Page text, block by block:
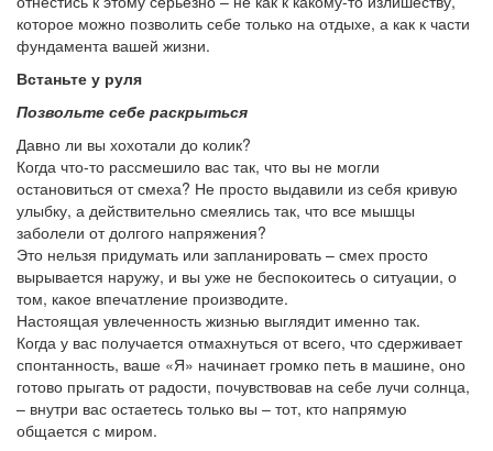
которое можно позволить себе только на отдыхе, а как к части
фундамента вашей жизни.
Встаньте у руля
Позвольте себе раскрыться
Давно ли вы хохотали до колик?
Когда что-то рассмешило вас так, что вы не могли
остановиться от смеха? Не просто выдавили из себя кривую
улыбку, а действительно смеялись так, что все мышцы
заболели от долгого напряжения?
Это нельзя придумать или запланировать – смех просто
вырывается наружу, и вы уже не беспокоитесь о ситуации, о
том, какое впечатление производите.
Настоящая увлеченность жизнью выглядит именно так.
Когда у вас получается отмахнуться от всего, что сдерживает
спонтанность, ваше «Я» начинает громко петь в машине, оно
готово прыгать от радости, почувствовав на себе лучи солнца,
– внутри вас остаетесь только вы – тот, кто напрямую
общается с миром.